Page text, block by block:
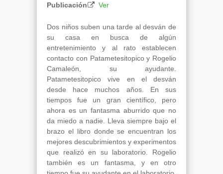
Publicación
Ver
Dos niños suben una tarde al desván de
su casa en busca de algún
entretenimiento y al rato establecen
contacto con Patametesitopico y Rogelio
Camaleón, su ayudante.
Patametesitopico vive en el desván
desde hace muchos años. En sus
tiempos fue un gran científico, pero
ahora es un fantasma aburrido que no
da miedo a nadie. Lleva siempre bajo el
brazo el libro donde se encuentran los
mejores descubrimientos y experimentos
que realizó en su laboratorio. Rogelio
también es un fantasma, y en otro